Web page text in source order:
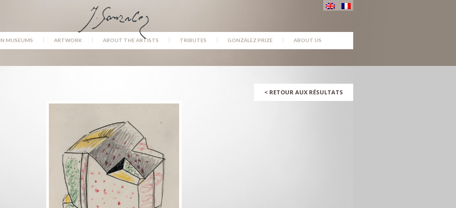
IN MUSEUMS ARTWORK ABOUT THE ARTISTS TRIBUTES GONZÁLEZ PRIZE ABOUT US
< RETOUR AUX RÉSULTATS